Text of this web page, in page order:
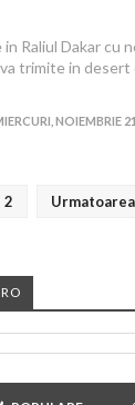
Raliul Dakar cu
trimite in
NOIEMBRIE
2 Urmatoarea